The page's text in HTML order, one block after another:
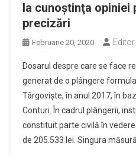
la cunoştinţa opiniei
precizări
Februarie 20, 2020 Editor
Dosarul despre care se face
generat de o plângere
Târgovişte, în anul 2017, în
Conturi. În cadrul plângerii,
constituit parte civilă în
de 205.533 lei. Singura